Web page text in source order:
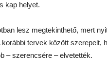
kap helyet.
lesz megtekinthető, mert
tervek között szerepelt,
– szerencsére – elvetették.